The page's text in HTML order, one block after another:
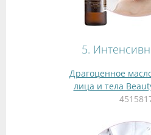
5.
Драгоценное
лица и тела